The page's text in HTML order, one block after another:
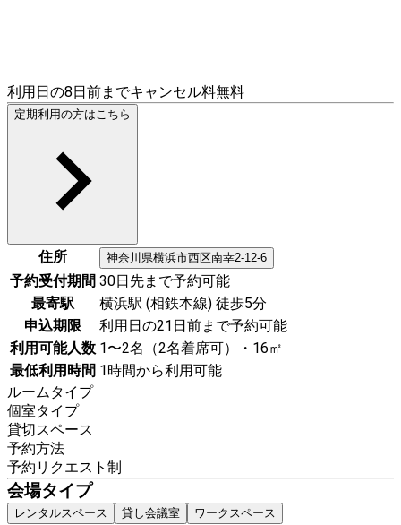
利用日の8日前までキャンセル料無料
定期利用の方はこちら
住所 神奈川県横浜市西区南幸2-12-6
予約受付期間 30日先まで予約可能
最寄駅
横浜駅 (相鉄本線) 徒歩5分
申込期限
利用日の21日前まで予約可能
利用可能人数 1〜2名（2名着席可）・16㎡
最低利用時間 1時間から利用可能
ルームタイプ
個室タイプ
貸切スペース
予約方法
予約リクエスト制
会場タイプ
レンタルスペース 貸し会議室 ワークスペース